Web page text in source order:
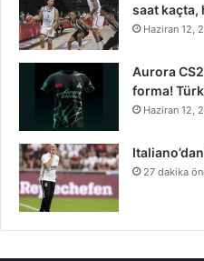
saat kaçta,
Haziran 12,
Aurora
forma! Türk
Haziran 12,
27 dakika